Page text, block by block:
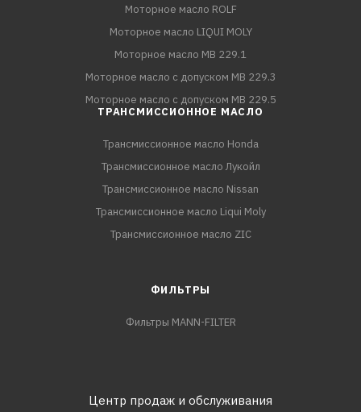
Моторное масло ROLF
Моторное масло LIQUI MOLY
Моторное масло MB 229.1
Моторное масло с допуском MB 229.3
Моторное масло с допуском MB 229.5
ТРАНСМИССИОННОЕ МАСЛО
Трансмиссионное масло Honda
Трансмиссионное масло Лукойл
Трансмиссионное масло Nissan
Трансмиссионное масло Liqui Moly
Трансмиссионное масло ZIC
ФИЛЬТРЫ
Фильтры MANN-FILTER
Центр продаж и обслуживания